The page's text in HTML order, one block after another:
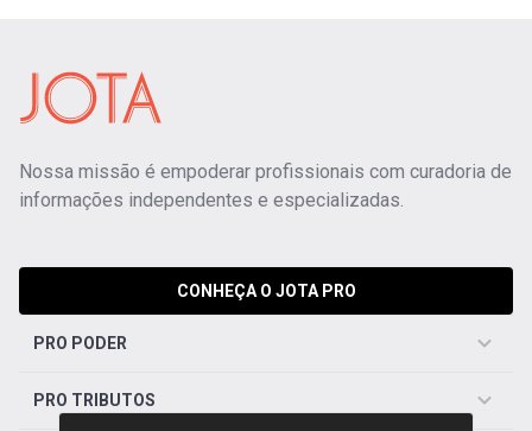
Nossa missão é empoderar profissionais com curadoria de
informações independentes e especializadas.
CONHEÇA O JOTA PRO
PRO PODER
PRO TRIBUTOS